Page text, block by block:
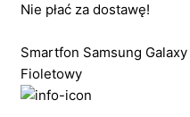
Nie płać za dostawę!
Smartfon Samsung
Fioletowy